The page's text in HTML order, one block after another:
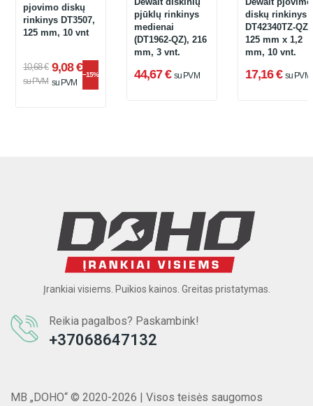
pjovimo diskų
rinkinys DT3507,
125 mm, 10 vnt
10,68 €
su PVM
9,08 €
su PVM
−15%
pjūklų rinkinys
medienai
(DT1962-QZ), 216
mm, 3 vnt.
44,67 € su PVM
diskų rinkinys
DT42340TZ-QZ,
125 mm x 1,2
mm, 10 vnt.
17,16 € su PVM
Įrankiai visiems. Puikios kainos. Greitas pristatymas.
Reikia pagalbos? Paskambink!
+37068647132
MB „DOHO“ © 2020-2026 | Visos teisės saugomos